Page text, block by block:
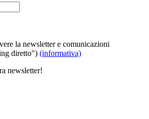
la newsletter e comunicazioni
diretto") (informativa)
newsletter!